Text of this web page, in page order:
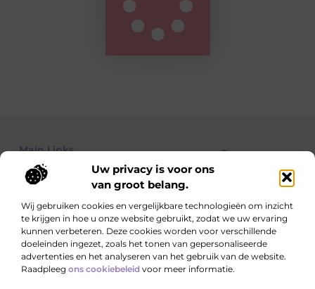
Uw privacy is voor ons
van groot belang.
Wij gebruiken cookies en vergelijkbare technologieën om inzicht
te krijgen in hoe u onze website gebruikt, zodat we uw ervaring
kunnen verbeteren. Deze cookies worden voor verschillende
doeleinden ingezet, zoals het tonen van gepersonaliseerde
advertenties en het analyseren van het gebruik van de website.
Raadpleeg ons cookiebeleid voor meer informatie.
Main Links
Dagelijks nieuwe verhalen op teamkebuzelhem.nl
Inspirerende blogs, verrassende inzichten en handige
tips die jouw dag nét dat beetje leuker maken.